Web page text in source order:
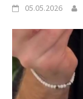
05.05.2026